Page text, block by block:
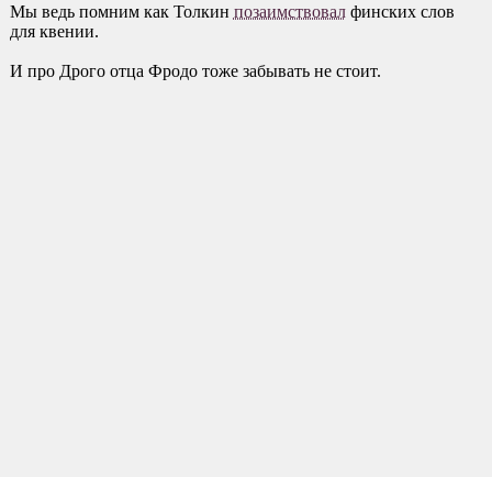
Мы ведь помним как Толкин позаимствовалфинских слов
для квении.
И про Дрого отца Фродо тоже забывать не стоит.